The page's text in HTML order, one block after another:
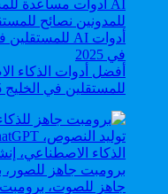
أفضل أدوات الذكاء
للمستقلين في الخليج 2025